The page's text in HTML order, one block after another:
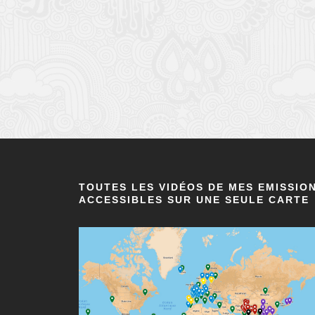
TOUTES LES VIDÉOS DE MES
ACCESSIBLES SUR UNE SEULE CARTE